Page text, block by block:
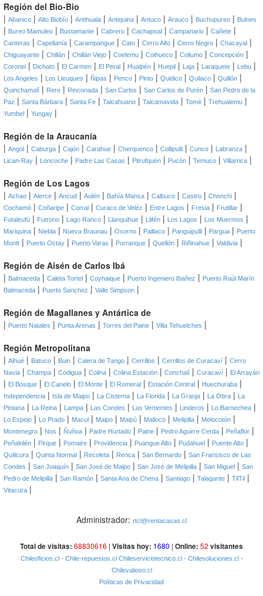
Región del Bio-Bio
| Abanico | Alto Biobío | Antihuala | Antiquina | Antuco | Arauco | Buchupureo | Bulnes
| Bureo Mamuleo | Bustamante | Cabrero | Cachapoal | Campanario | Cañete |
Canteras | Capellanía | Carampangue | Cato | Cerro Alto | Cerro Negro | Chacayal |
Chiguayante | Chillán | Chillán Viejo | Coelemu | Coihueco | Coliumo | Concepción |
Coronel | Dichato | El Carmen | El Peral | Hualpén | Huepil | Laja | Laraquete | Lebu |
Los Angeles | Los Lleuques | Ñipas | Penco | Pinto | Quidico | Quilaco | Quillón |
Quinchamalí | Rere | Rinconada | San Carlos | San Carlos de Purén | San Pedro de la
Paz | Santa Bárbara | Santa Fe | Talcahuano | Talcamavida | Tomé | Trehualemu |
Yumbel | Yungay |
Región de la Araucanía
| Angol | Caburga | Cajón | Carahue | Cherquenco | Collipulli | Cunco | Labranza |
Lican-Ray | Loncoche | Padre Las Casas | Pitrufquén | Pucón | Temuco | Villarrica |
Región de Los Lagos
| Achao | Alerce | Ancud | Aulén | Bahía Mansa | Calbuco | Castro | Chonchi |
Cochamó | Coñaripe | Corral | Curaco de Veléz | Entre Lagos | Fresia | Frutillar |
Futaleufú | Futrono | Lago Ranco | Llanquihue | Llifén | Los Lagos | Los Muermos |
Mariquina | Niebla | Nueva Braunau | Osorno | Paillaco | Panguipulli | Pargua | Puerto
Montt | Puerto Octay | Puerto Varas | Purranque | Quellón | Riñinahue | Valdivia |
Región de Aisén de Carlos Ibá
| Balmaceda | Caleta Tortel | Coyhaique | Puerto Ingeniero Ibañez | Puerto Raúl Marín
Balmaceda | Puerto Sanchez | Valle Simpson |
Región de Magallanes y Antártica de
| Puerto Natales | Punta Arenas | Torres del Paine | Villa Tehuelches |
Región Metropolitana
| Alhué | Batuco | Buin | Calera de Tango | Cerrillos | Cerrillos de Curacaví | Cerro
Navia | Champa | Codigua | Colina | Colina Estación | Conchalí | Curacaví | El Arrayán
| El Bosque | El Canelo | El Monte | El Romeral | Estación Central | Huechuraba |
Independencia | Isla de Maipo | La Cisterna | La Florida | La Granja | La Obra |
La
Pintana | La Reina | Lampa | Las Condes | Las Vertientes | Linderos | Lo Barnechea |
Lo Espejo | Lo Prado | Macul | Maipo | Maipú | Malloco | Melipilla | Melocotón |
Montenegro | Nos | Ñuñoa | Padre Hurtado | Paine | Pedro Aguirre Cerda | Peñaflor |
Peñalolén | Pirque | Pomaire | Providencia | Puangue Alto | Pudahuel | Puente Alto |
Quilicura | Quinta Normal | Recoleta | Renca | San Bernardo | San Fransisco de Las
Condes | San Joaquín | San José de Maipo | San José de Melipilla | San Miguel | San
Pedro de Melipilla | San Ramón | Santa Ana de Chena | Santiago | Talagante | TilTil |
Vitacura |
Administrador: rtcl@rentacasas.cl
Total de visitas: 68830616 | Visitas hoy: 1680 | Online: 52 visitantes
Chileoficios.cl - Chile-repuestos.cl Chileserviciotecnico.cl - Chilesoluciones.cl -
Chilevalioso.cl
Políticas de Privacidad